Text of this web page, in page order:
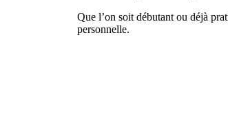
Que l’on soit débutant ou déjà
personnelle.